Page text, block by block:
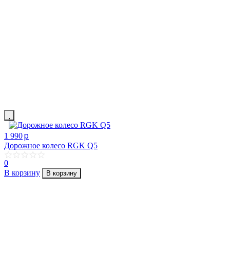
1 990p
Дорожное колесо RGK Q5
0
В корзину
В корзину